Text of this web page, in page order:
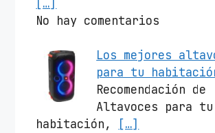
[…]
No hay comentarios
Los mejores
para tu
Recomendación de
Altavoces para tu
habitación,
[…]